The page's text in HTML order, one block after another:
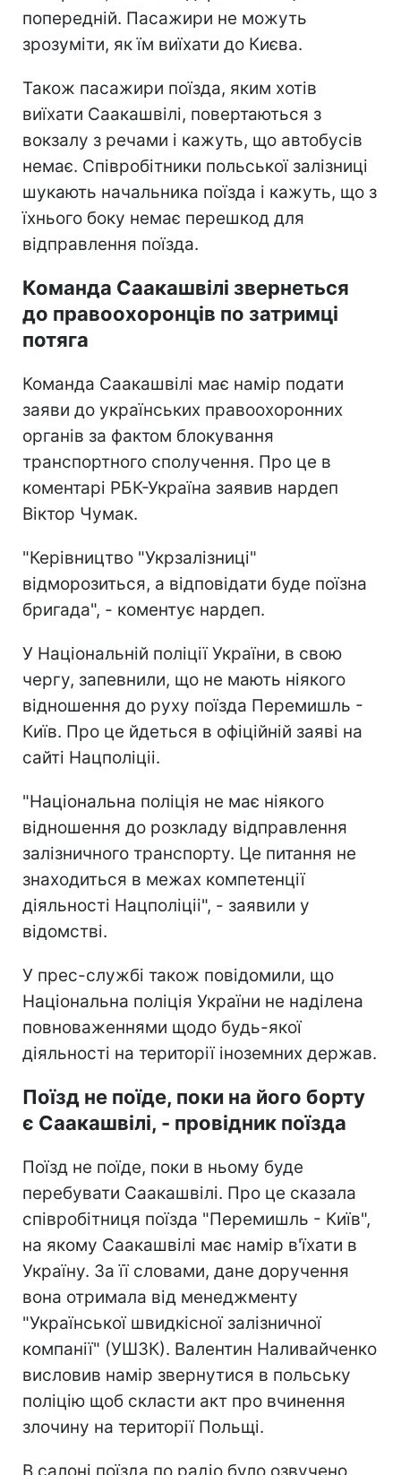
попередній. Пасажири не можуть
зрозуміти, як їм виїхати до Києва.
Також пасажири поїзда, яким хотів
виїхати Саакашвілі, повертаються з
вокзалу з речами і кажуть, що автобусів
немає. Співробітники польської залізниці
шукають начальника поїзда і кажуть, що з
їхнього боку немає перешкод для
відправлення поїзда.
Команда Саакашвілі звернеться
до правоохоронців по затримці
потяга
Команда Саакашвілі має намір подати
заяви до українських правоохоронних
органів за фактом блокування
транспортного сполучення. Про це в
коментарі РБК-Україна заявив нардеп
Віктор Чумак.
"Керівництво "Укрзалізниці"
відморозиться, а відповідати буде поїзна
бригада", - коментує нардеп.
У Національній поліції України, в свою
чергу, запевнили, що не мають ніякого
відношення до руху поїзда Перемишль -
Київ. Про це йдеться в офіційній заяві на
сайті Нацполіціі.
"Національна поліція не має ніякого
відношення до розкладу відправлення
залізничного транспорту. Це питання не
знаходиться в межах компетенції
діяльності Нацполіціі", - заявили у
відомстві.
У прес-службі також повідомили, що
Національна поліція України не наділена
повноваженнями щодо будь-якої
діяльності на території іноземних держав.
Поїзд не поїде, поки на його борту
є Саакашвілі, - провідник поїзда
Поїзд не поїде, поки в ньому буде
перебувати Саакашвілі. Про це сказала
співробітниця поїзда "Перемишль - Київ",
на якому Саакашвілі має намір в'їхати в
Україну. За її словами, дане доручення
вона отримала від менеджменту
"Української швидкісної залізничної
компанії" (УШЗК). Валентин Наливайченко
висловив намір звернутися в польську
поліцію щоб скласти акт про вчинення
злочину на території Польщі.
В салоні поїзда по радіо було озвучено